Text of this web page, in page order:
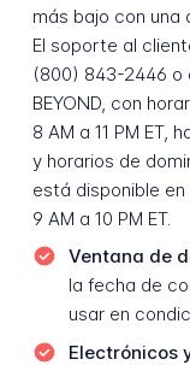
más bajo con una
El soporte al
(800) 843-2446 o
BEYOND, con
8 AM a 11 PM ET,
y horarios de
está disponible
9 AM a 10 PM ET.
Ventana de
la fecha de
usar en
Electrónicos